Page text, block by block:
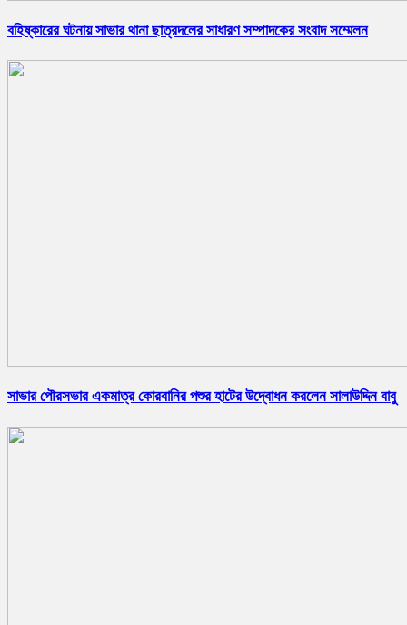
বহিষ্কারের ঘটনায় সাভার থানা ছাত্রদলের সাধারণ সম্পাদকের সংবাদ সম্মেলন
সাভার পৌরসভার একমাত্র কোরবানির পশুর হাটের উদ্বোধন করলেন সালাউদ্দিন বাবু